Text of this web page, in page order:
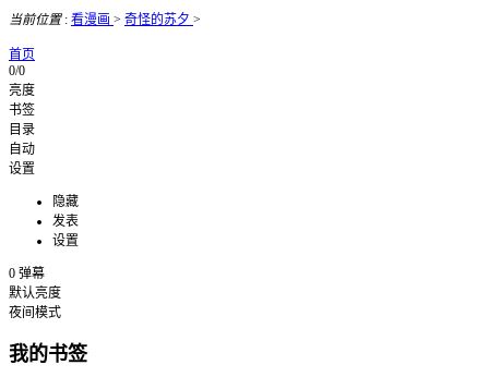
当前位置: 看漫画 > 奇怪的苏夕 >
首页
0/0
亮度
书签
目录
自动
设置
隐藏
发表
设置
0 弹幕
默认亮度
夜间模式
我的书签